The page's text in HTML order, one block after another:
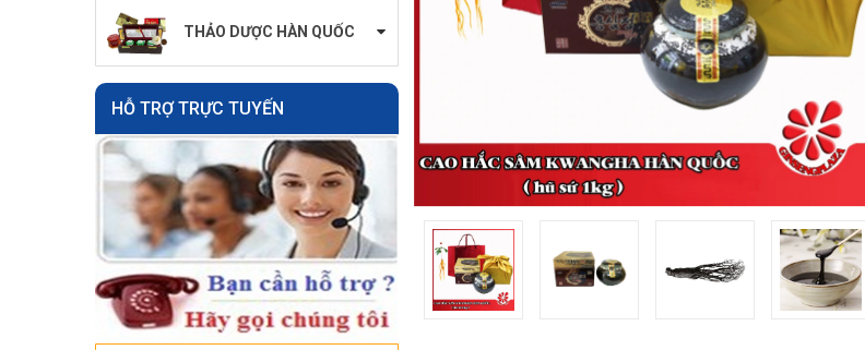
THẢO DƯỢC HÀN QUỐC
HỖ TRỢ TRỰC TUYẾN